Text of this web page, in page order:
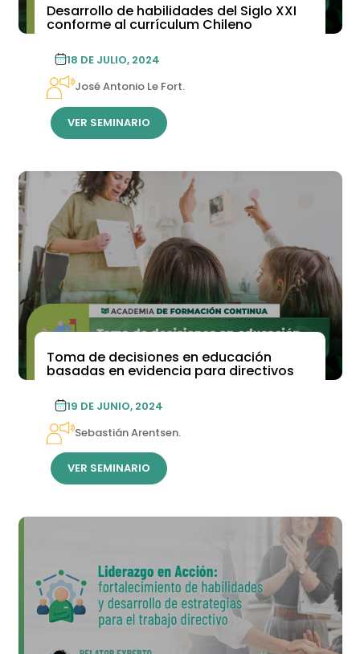
Desarrollo de habilidades del Siglo XXI
conforme al currículum Chileno
18 DE JULIO, 2024
José Antonio Le Fort.
VER SEMINARIO
Toma de decisiones en educación
basadas en evidencia para directivos
19 DE JUNIO, 2024
Sebastián Arentsen.
VER SEMINARIO